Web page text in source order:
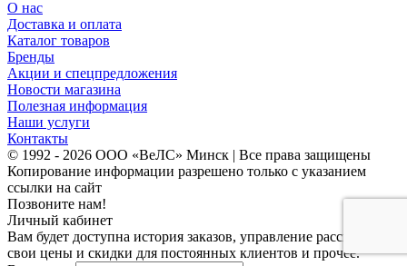
О нас
Доставка и оплата
Каталог товаров
Бренды
Акции и спецпредложения
Новости магазина
Полезная информация
Наши услуги
Контакты
© 1992 - 2026 ООО «ВеЛС» Минск | Все права защищены
Копирование информации разрешено только с указанием
ссылки на сайт
Позвоните нам!
Личный кабинет
Вам будет доступна история заказов, управление рассылками,
свои цены и скидки для постоянных клиентов и прочее.